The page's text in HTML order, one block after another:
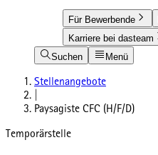
Für Bewerbende
Karriere bei dasteam
Suchen
Menü
Stellenangebote
Paysagiste CFC (H/F/D)
Temporärstelle